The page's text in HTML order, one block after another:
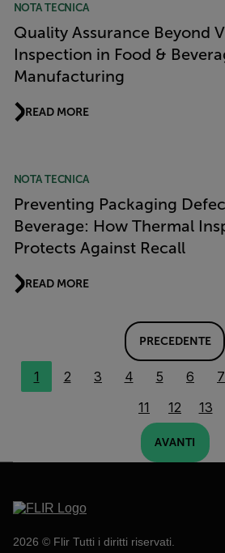
NOTA TECNICA
Quality Assurance Beyond
Inspection in Food &
Manufacturing
READ MORE
NOTA TECNICA
Preventing Packaging
Beverage: How Thermal
Protects Against Recall
READ MORE
PRECEDENTE
1 2 3 4 5 6 7
11
12 13
AVANTI
2026 © Flir Tutti i diritti riservati.